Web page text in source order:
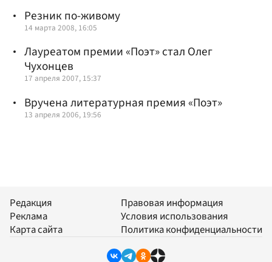
Резник по-живому
14 марта 2008, 16:05
Лауреатом премии «Поэт» стал Олег
Чухонцев
17 апреля 2007, 15:37
Вручена литературная премия «Поэт»
13 апреля 2006, 19:56
Редакция
Реклама
Карта сайта
Правовая информация
Условия использования
Политика конфиденциальности